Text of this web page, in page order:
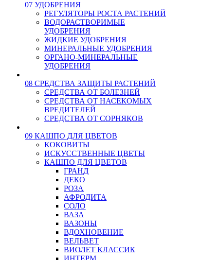
07 УДОБРЕНИЯ
РЕГУЛЯТОРЫ РОСТА РАСТЕНИЙ
ВОДОРАСТВОРИМЫЕ
УДОБРЕНИЯ
ЖИДКИЕ УДОБРЕНИЯ
МИНЕРАЛЬНЫЕ УДОБРЕНИЯ
ОРГАНО-МИНЕРАЛЬНЫЕ
УДОБРЕНИЯ
08 СРЕДСТВА ЗАЩИТЫ РАСТЕНИЙ
СРЕДСТВА ОТ БОЛЕЗНЕЙ
СРЕДСТВА ОТ НАСЕКОМЫХ
ВРЕДИТЕЛЕЙ
СРЕДСТВА ОТ СОРНЯКОВ
09 КАШПО ДЛЯ ЦВЕТОВ
КОКОВИТЫ
ИСКУССТВЕННЫЕ ЦВЕТЫ
КАШПО ДЛЯ ЦВЕТОВ
ГРАНД
ДЕКО
РОЗА
АФРОДИТА
СОЛО
ВАЗА
ВАЗОНЫ
ВДОХНОВЕНИЕ
ВЕЛЬВЕТ
ВИОЛЕТ КЛАССИК
ИНТЕРМ